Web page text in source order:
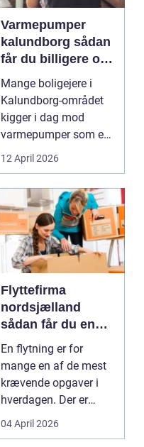
Varmepumper
kalundborg sådan
får du billigere og
mere bæredygtig
varme
Mange boligejere i
Kalundborg-området
kigger i dag mod
varmepumper som en
vej til lavere
varmeregnin...
12 April 2026
Flyttefirma
nordsjælland
sådan får du en
tryg og effektiv
flytning
En flytning er for
mange en af de mest
krævende opgaver i
hverdagen. Der er
meget at holde styr på,
04 April 2026